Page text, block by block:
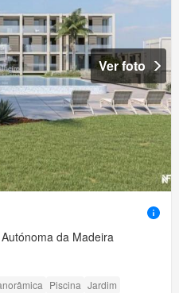
Ver foto
da Madeira
Piscina Jardim